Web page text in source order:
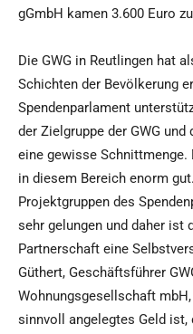
gGmbH kamen 3.600 Euro
Die GWG in Reutlingen hat
Schichten der Bevölkerung
Spendenparlament
der Zielgruppe der GWG
eine gewisse Schnittmenge.
in diesem Bereich enorm
Projektgruppen des
sehr gelungen und daher ist
Partnerschaft eine
Güthert, Geschäftsführer
Wohnungsgesellschaft
sinnvoll angelegtes Geld ist,